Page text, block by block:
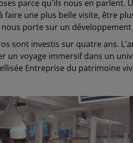
parce qu'ils nous en parlent.
faire une plus belle visite, être
porte sur un
sont investis sur quatre ans.
un voyage immersif dans un
Entreprise du patrimoine